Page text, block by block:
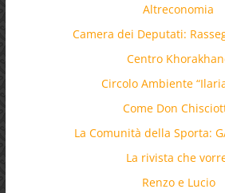
Altreconomia
Camera dei Deputati:
Centro
Circolo Ambiente
Come Don
La Comunità della Sporta:
La rivista che
Renzo e Lucio